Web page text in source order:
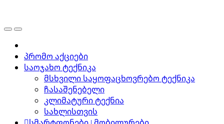
პრომო აქციები
საოჯახო ტექნიკა
მსხვილი საყოფაცხოვრებო ტექნიკა
ჩასაშენებელი
კლიმატური ტექნია
სახლისთვის